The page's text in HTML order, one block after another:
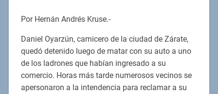
Por Hernán Andrés Kruse.-
Daniel Oyarzún, carnicero de la ciudad de Zárate,
quedó detenido luego de matar con su auto a uno
de los ladrones que habían ingresado a su
comercio. Horas más tarde numerosos vecinos se
apersonaron a la intendencia para reclamar a su